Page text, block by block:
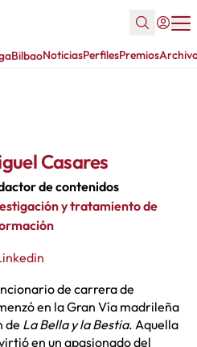
BilbaoNoticiasPerfilesPremios
Casares
de contenidos
y tratamiento de
de carrera de
en la Gran Vía madrileña
de La Bella y la Bestia. Aquella
en un apasionado del